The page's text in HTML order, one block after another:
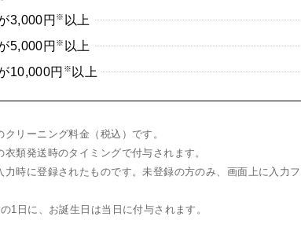
3,000円 ※ 以上
5,000円 ※ 以上
10,000円 ※ 以上
リーニング料金（税込）です。
類発送時のタイミングで付与されます。
時に登録されたものです。未登録の方のみ、画面上に入力
1日に、お誕生日は当日に付与されます。